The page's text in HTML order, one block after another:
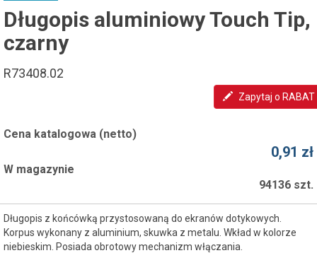
Długopis aluminiowy Touch Tip,
czarny
R73408.02
Zapytaj o RABAT
Cena katalogowa (netto)
0,91 zł
W magazynie
94136 szt.
Długopis z końcówką przystosowaną do ekranów dotykowych.
Korpus wykonany z aluminium, skuwka z metalu. Wkład w kolorze
niebieskim. Posiada obrotowy mechanizm włączania.